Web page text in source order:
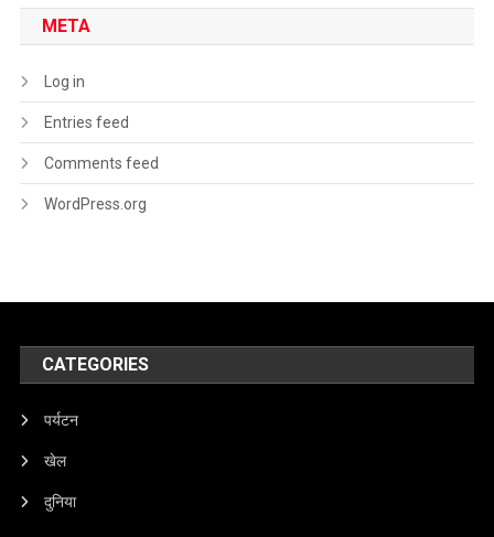
META
Log in
Entries feed
Comments feed
WordPress.org
CATEGORIES
पर्यटन
खेल
दुनिया